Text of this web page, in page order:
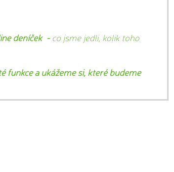
deníček -co jsme jedli, kolik toho
funkce a ukážeme si, které budeme